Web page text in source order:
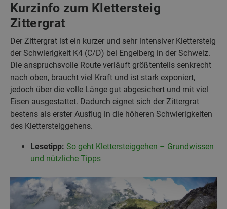
Kurzinfo zum Klettersteig
Zittergrat
Der Zittergrat ist ein kurzer und sehr intensiver Klettersteig
der Schwierigkeit K4 (C/D) bei Engelberg in der Schweiz.
Die anspruchsvolle Route verläuft größtenteils senkrecht
nach oben, braucht viel Kraft und ist stark exponiert,
jedoch über die volle Länge gut abgesichert und mit viel
Eisen ausgestattet. Dadurch eignet sich der Zittergrat
bestens als erster Ausflug in die höheren Schwierigkeiten
des Klettersteiggehens.
Lesetipp: So geht Klettersteiggehen – Grundwissen
und nützliche Tipps